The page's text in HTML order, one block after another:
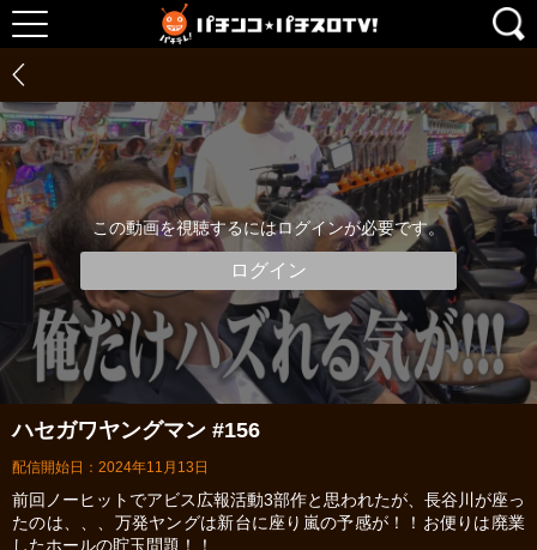
この動画を視聴するにはログインが必要です。
ログイン
ハセガワヤングマン #156
配信開始日：2024年11月13日
前回ノーヒットでアビス広報活動3部作と思われたが、長谷川が座っ
たのは、、、万発ヤングは新台に座り嵐の予感が！！お便りは廃業
したホールの貯玉問題！！